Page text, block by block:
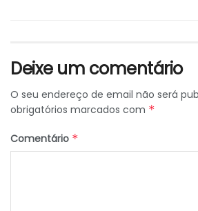
Deixe um comentário
O seu endereço de email não será
obrigatórios marcados com *
Comentário *